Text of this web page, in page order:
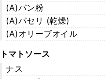
(A)パン粉
(A)パセリ (乾燥)
(A)オリーブオイル
トマトソース
ナス